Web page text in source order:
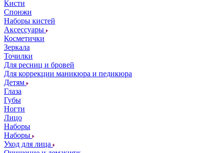
Кисти
Спонжи
Наборы кистей
Аксессуары
Косметички
Зеркала
Точилки
Для ресниц и бровей
Для коррекции маникюра и педикюра
Детям
Глаза
Губы
Ногти
Лицо
Наборы
Наборы
Уход для лица